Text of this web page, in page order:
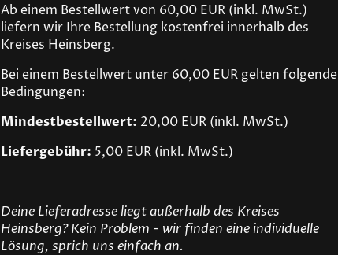
Ab einem Bestellwert von 60,00 EUR (inkl. MwSt.)
liefern wir Ihre Bestellung kostenfrei innerhalb des
Kreises Heinsberg.
Bei einem Bestellwert unter 60,00 EUR gelten folgende
Bedingungen:
Mindestbestellwert: 20,00 EUR (inkl. MwSt.)
Liefergebühr: 5,00 EUR (inkl. MwSt.)
Deine Lieferadresse liegt außerhalb des Kreises
Heinsberg? Kein Problem - wir finden eine individuelle
Lösung, sprich uns einfach an.